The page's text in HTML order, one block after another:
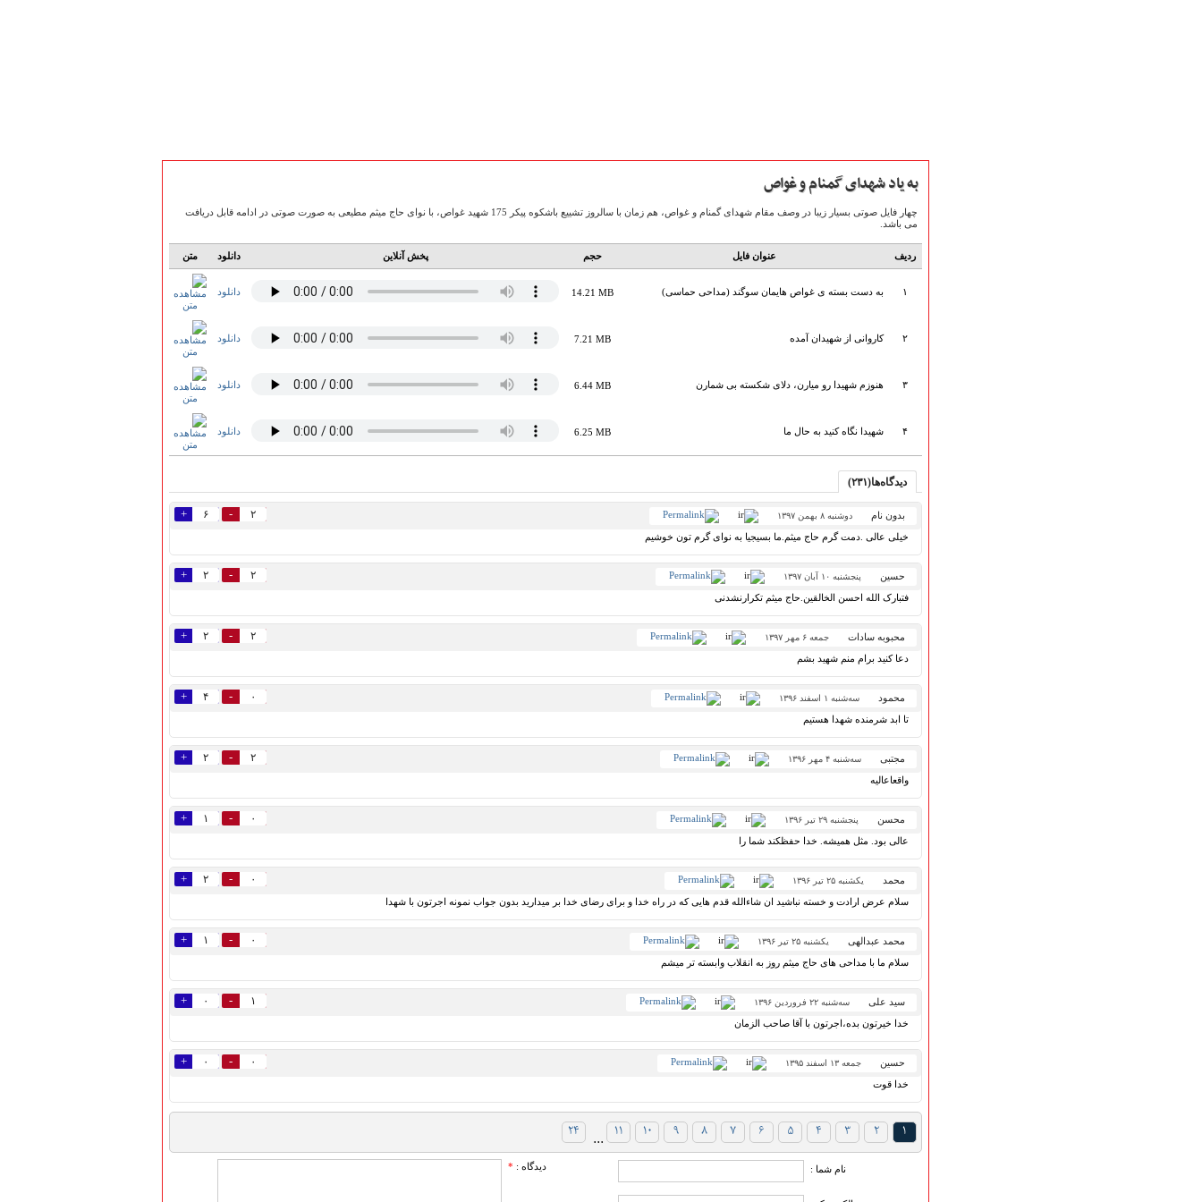
به یاد شهدای گمنام و غواص
چهار فایل صوتی بسیار زیبا در وصف مقام شهدای گمنام و غواص، هم زمان با سالروز تشییع باشکوه پیکر 175 شهید غواص، با نوای حاج میثم مطیعی به صورت صوتی در ادامه قابل دریافت
می باشد.
ردیف عنوان فایل حجم پخش آنلاین دانلود متن
۱ به دست بسته ی غواص هایمان سوگند (مداحی حماسی) 14.21 MB دانلود
۲ کاروانی از شهیدان آمده 7.21 MB دانلود
۳ هنوزم شهیدا رو میارن، دلای شکسته بی شمارن 6.44 MB دانلود
۴ شهیدا نگاه کنید به حال ما 6.25 MB دانلود
دیدگاه‌ها(۲۳۱)
بدون نام دوشنبه ۸ بهمن ۱۳۹۷ ۶ + ۲ -
خیلی عالی .دمت گرم حاج میثم.ما بسیجیا به نوای گرم تون خوشیم
حسین پنجشنبه ۱۰ آبان ۱۳۹۷ ۲ + ۲ -
فتبارک الله احسن الخالقین.حاج میثم تکرارنشدنی
محبوبه سادات جمعه ۶ مهر ۱۳۹۷ ۲ + ۲ -
دعا کنید برام منم شهید بشم
محمود سه‌شنبه ۱ اسفند ۱۳۹۶ ۴ + ۰ -
تا ابد شرمنده شهدا هستیم
مجتبی سه‌شنبه ۴ مهر ۱۳۹۶ ۲ + ۲ -
واقعاعالیه
محسن پنجشنبه ۲۹ تیر ۱۳۹۶ ۱ + ۰ -
عالی بود. مثل همیشه. خدا حفظکند شما را
محمد یکشنبه ۲۵ تیر ۱۳۹۶ ۲ + ۰ -
سلام عرض ارادت و خسته نباشید ان شاءالله قدم هایی که در راه خدا و برای رضای خدا بر میدارید بدون جواب نمونه اجرتون با شهدا
محمد عبدالهی یکشنبه ۲۵ تیر ۱۳۹۶ ۱ + ۰ -
سلام ما با مداحی های حاج میثم روز به انقلاب وابسته تر میشم
سید علی سه‌شنبه ۲۲ فروردین ۱۳۹۶ ۰ + ۱ -
خدا خیرتون بده،اجرتون با آقا صاحب الزمان
حسین جمعه ۱۳ اسفند ۱۳۹۵ ۰ + ۰ -
خدا قوت
۱ ۲ ۳ ۴ ۵ ۶ ۷ ۸ ۹ ۱۰ ۱۱ ... ۲۴
نام شما : دیدگاه : *